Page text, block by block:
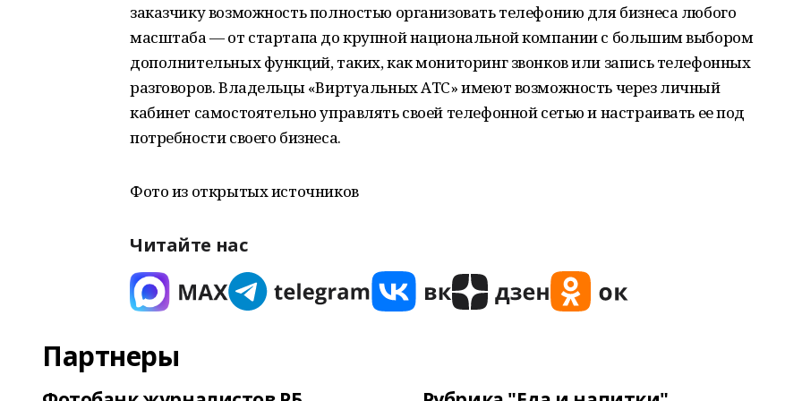
заказчику возможность полностью организовать телефонию для бизнеса любого
масштаба — от стартапа до крупной национальной компании с большим выбором
дополнительных функций, таких, как мониторинг звонков или запись телефонных
разговоров. Владельцы «Виртуальных АТС» имеют возможность через личный
кабинет самостоятельно управлять своей телефонной сетью и настраивать ее под
потребности своего бизнеса.
Фото из открытых источников
Читайте нас
Партнеры